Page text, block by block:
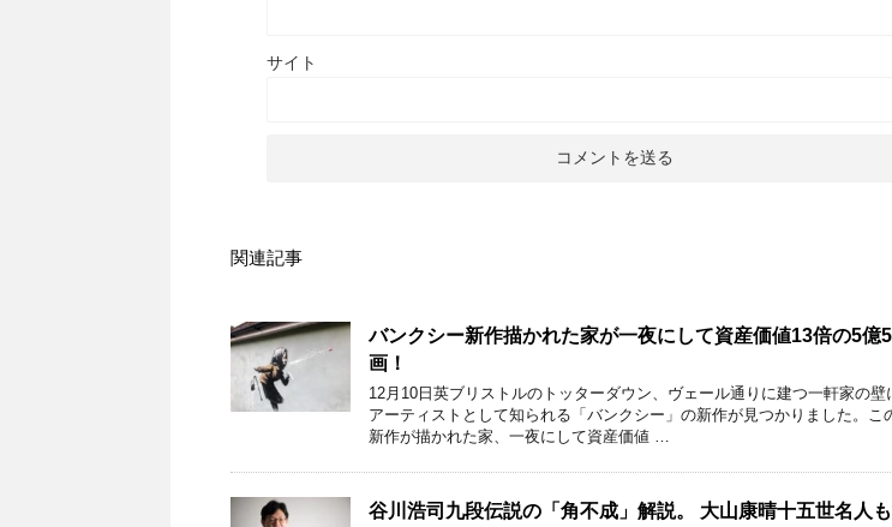
サイト
関連記事
バンクシー新作描かれた家が一夜にして資産価値13倍の5億
画！
12月10日英ブリストルのトッターダウン、ヴェール通りに建つ一軒家の壁
アーティストとして知られる「バンクシー」の新作が見つかりました。こ
新作が描かれた家、一夜にして資産価値 …
谷川浩司九段伝説の「角不成」解説。 大山康晴十五世名人